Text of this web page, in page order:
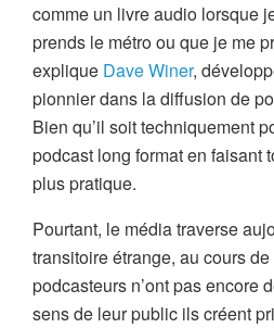
comme un livre audio lorsque
prends le métro ou que je me
explique Dave Winer,
pionnier dans la diffusion de
Bien qu’il soit techniquement
podcast long format en faisant
plus pratique.
Pourtant, le média traverse
transitoire étrange, au cours
podcasteurs n’ont pas encore
sens de leur public ils créent